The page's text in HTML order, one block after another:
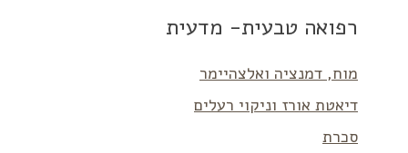
רפואה טבעית- מדעית
מוח, דמנציה ואלצהיימר
דיאטת אורז וניקוי רעלים
סכרת